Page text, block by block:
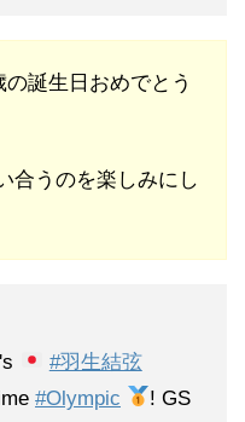
誕生日おめでとう
合うのを楽しみにし
#羽生結弦
#Olympic
! GS